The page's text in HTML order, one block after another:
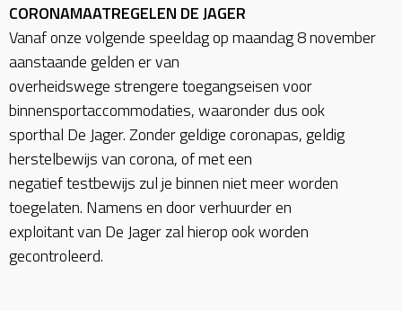
CORONAMAATREGELEN DE JAGER
Vanaf onze volgende speeldag op maandag 8 november
aanstaande gelden er van
overheidswege strengere toegangseisen voor
binnensportaccommodaties, waaronder dus ook
sporthal De Jager. Zonder geldige coronapas, geldig
herstelbewijs van corona, of met een
negatief testbewijs zul je binnen niet meer worden
toegelaten. Namens en door verhuurder en
exploitant van De Jager zal hierop ook worden
gecontroleerd.